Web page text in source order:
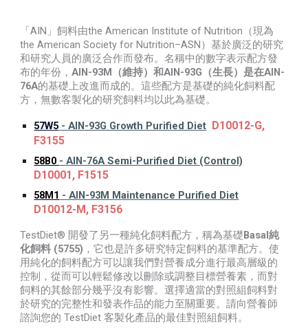
「AIN 」飼料由the American Institute of Nutrition （現為
the American Society for Nutrition–ASN）基於廣泛的研究
和研究人員的廣泛合作而發布。名稱中的數字表示配方發
布的年份，AIN-93M （維持）和AIN-93G （生長）是在AIN-
76A的基礎上改進而成的。這些配方是基礎的純化飼料配
方，無數客製化的研究飼料均以此為基礎。
57W5 - AIN-93G Growth Purified Diet D10012-G,
F3155
58B0 - AIN-76A Semi-Purified Diet (Control)
D10001, F1515
58M1 - AIN-93M Maintenance Purified Diet
D10012-M, F3156
TestDiet® 開發了另一種純化飼料配方，稱為基礎Basal純
化飼料 (5755) ，它也是許多研究特定飼料的基準配方。使
用純化的飼料配方可以讓我們對營養成分進行最高層級的
控制，從而可以輕鬆修改以刪除或調整目標營養素，而對
飼料的其餘部分幾乎沒有影響。選擇適當的對照組飼料對
於研究的完整性和發表作品的能力至關重要。請向營養師
諮詢您的 TestDiet客製化產品的最佳對照組飼料。